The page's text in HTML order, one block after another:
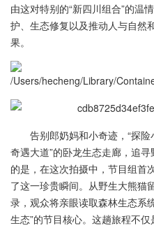
由这对特别的“新四川组合”的温
护、生态修复以及推动人与自然
果。
告别郎奶妈和小奇迹，“探险
奇遇大道”的卧龙生态走廊，追
的是，在这次拍摄中，节目组首
了这一珍贵瞬间。从野生大熊猫
录，观众将亲眼读取森林生态系
生态”的节目核心。这趟旅程不